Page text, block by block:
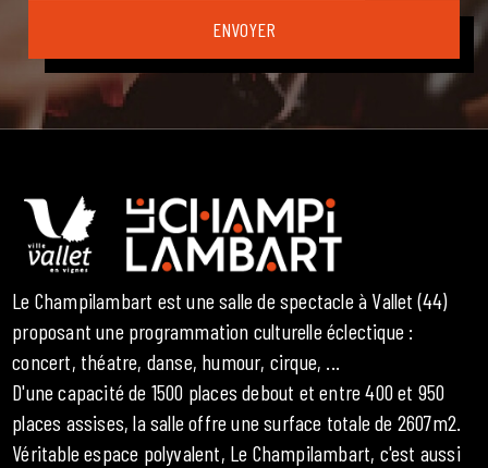
Le Champilambart est une salle de spectacle à Vallet (44)
proposant une programmation culturelle éclectique :
concert, théatre, danse, humour, cirque, ...
D'une capacité de 1500 places debout et entre 400 et 950
places assises, la salle offre une surface totale de 2607m2.
Véritable espace polyvalent, Le Champilambart, c'est aussi